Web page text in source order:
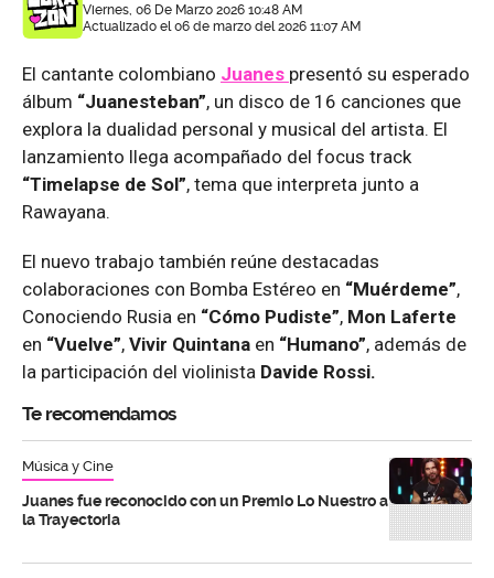
Viernes, 06 De Marzo 2026 10:48 AM
Actualizado el 06 de marzo del 2026 11:07 AM
El cantante colombiano Juanes presentó su esperado
álbum “Juanesteban”, un disco de 16 canciones que
explora la dualidad personal y musical del artista. El
lanzamiento llega acompañado del focus track
“Timelapse de Sol”, tema que interpreta junto a
Rawayana.
El nuevo trabajo también reúne destacadas
colaboraciones con Bomba Estéreo en “Muérdeme”,
Conociendo Rusia en “Cómo Pudiste”, Mon Laferte
en “Vuelve”, Vivir Quintana en “Humano”, además de
la participación del violinista Davide Rossi.
Te recomendamos
Música y Cine
Juanes fue reconocido con un Premio Lo Nuestro a
la Trayectoria